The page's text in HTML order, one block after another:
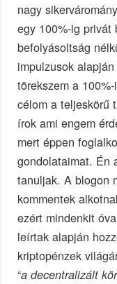
nagy
egy 100%-ig
befolyásoltság
impulzusok
törekszem a
célom a teljeskörű
írok ami engem
mert éppen
gondolataimat. Én
tanuljak. A blogon
kommentek
ezért mindenkit
leírtak alapján
kriptopénzek
“a decentralizált